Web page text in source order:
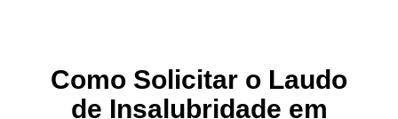
Como Solicitar o Laudo
de Insalubridade em